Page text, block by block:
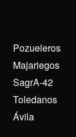
Pozueleros
Majariegos
SagrA-42
Toledanos
Ávila